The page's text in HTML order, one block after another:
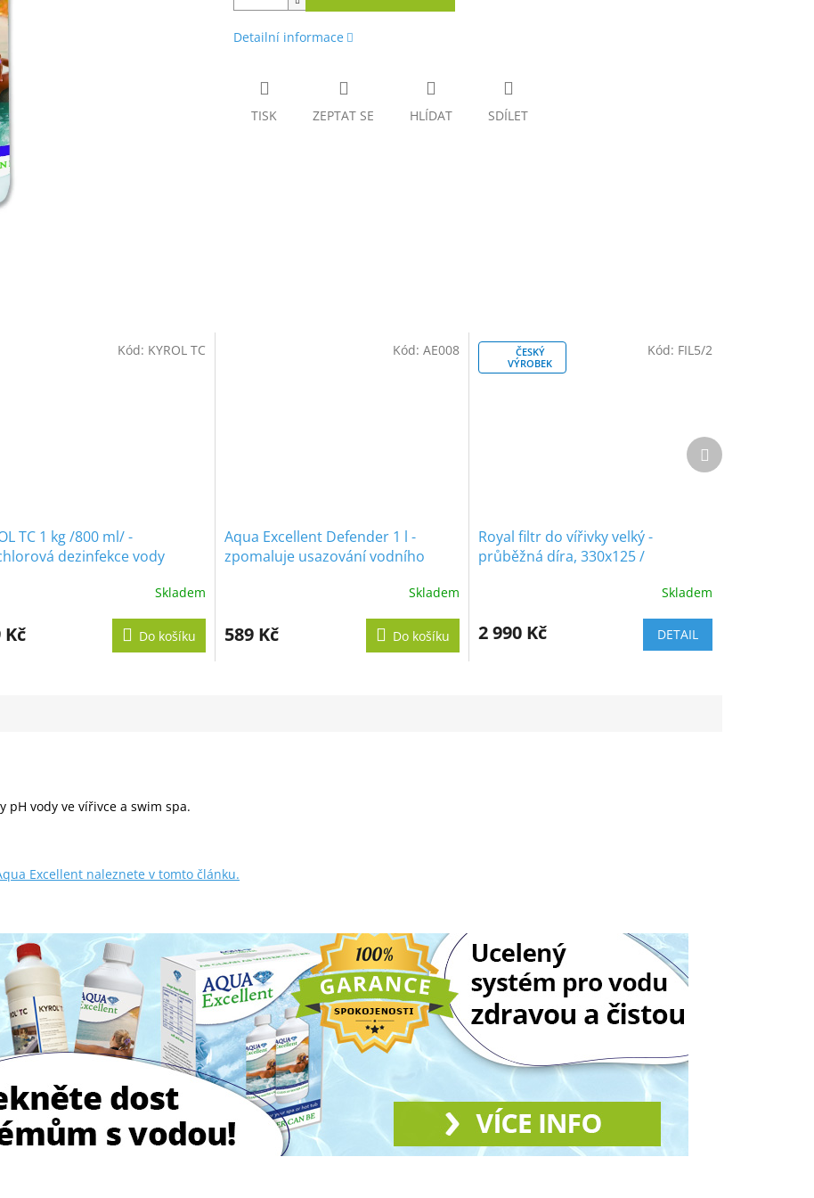
Detailní informace
TISK ZEPTAT SE HLÍDAT SDÍLET
TC 1 kg /800 ml/ -
dezinfekce vody
Skladem
Kč Do košíku
Kód: KYROL TC
Aqua Excellent Defender 1 l -
zpomaluje usazování vodního
Skladem
589 Kč Do košíku
Kód: AE008
ČESKÝ
VÝROBEK
Royal filtr do vířivky velký -
průběžná díra, 330x125 /
produktu
Skladem
2 990 Kč DETAIL
Kód: FIL5/2
Další
produkt
vody ve vířivce a swim spa.
Excellent naleznete v tomto článku.